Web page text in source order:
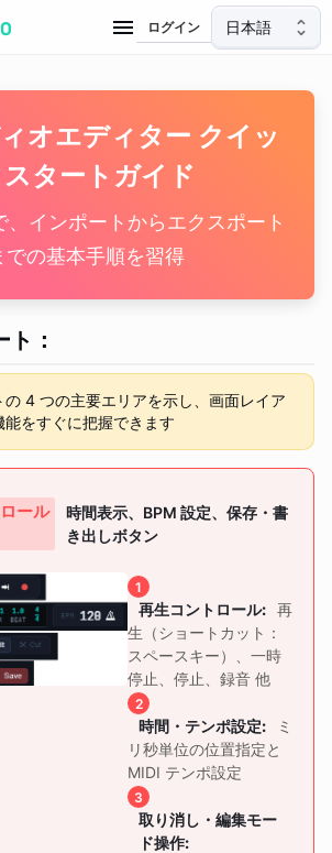
ログイン 日本語
オエディター クイッ
タートガイド
、インポートからエクスポート
での基本手順を習得
ト ：
の 4 つの主要エリアを示し、画面レイア
能をすぐに把握できます
ール
時間表示、BPM 設定、保存・書
き出しボタン
1
再生コントロール: 再
生（ショートカット：
スペースキー）、一時
停止、停止、録音 他
2
時間・テンポ設定:
ミ
リ秒単位の位置指定と
MIDI テンポ設定
3
取り消し・編集モー
ド操作: